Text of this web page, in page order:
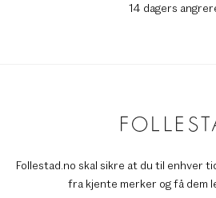
14 dagers
Follestad.no skal sikre at du til enhver
fra kjente merker og få dem